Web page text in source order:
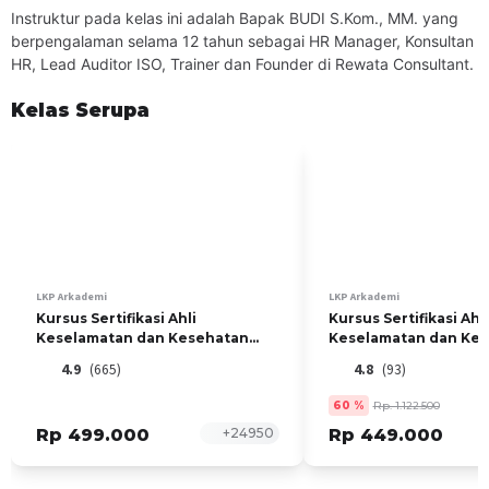
B. Keterampilan
Mendemonstrasikan penanganan kondisi darurat
Menunjukkan prosedur aman
Materi yang diajar
Setiap Sabtu, Jam 09:00 - 10.00 bersama Budi S.Kom., MM
Instruktur pada kelas ini adalah Bapak BUDI S.Kom., MM. yang
berpengalaman selama 12 tahun sebagai HR Manager, Konsultan
HR, Lead Auditor ISO, Trainer dan Founder di Rewata Consultant.
Kelas Serupa
LKP Arkademi
Kursus Sertifikasi Ahli
Keselamatan dan Kesehatan
4.9 (665)
Rp 499.000 +24950
LKP Arkademi
Kursus Sertifikasi Ahli
Keselamatan dan
4.8 (93)
60 % Rp. 1.122.500
Rp 449.000